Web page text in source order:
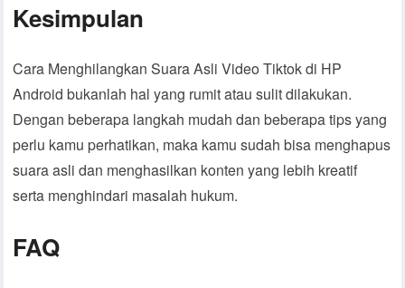
Kesimpulan
Cara Menghilangkan Suara Asli Video Tiktok di HP
Android bukanlah hal yang rumit atau sulit dilakukan.
Dengan beberapa langkah mudah dan beberapa tips yang
perlu kamu perhatikan, maka kamu sudah bisa menghapus
suara asli dan menghasilkan konten yang lebih kreatif
serta menghindari masalah hukum.
FAQ